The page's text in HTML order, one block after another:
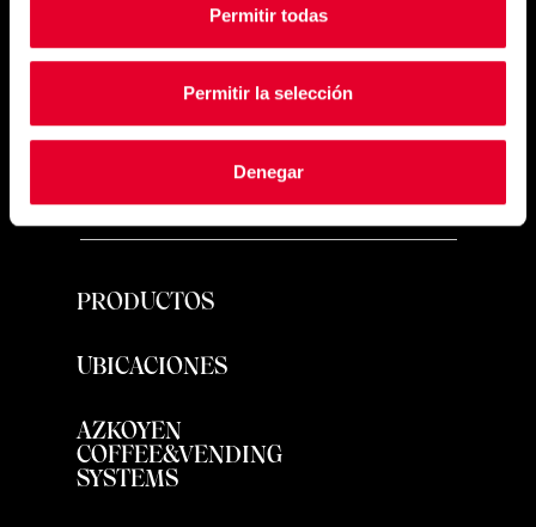
Permitir todas
Permitir la selección
Denegar
Simply
exquisite
PRODUCTOS
UBICACIONES
AZKOYEN
COFFEE&VENDING
SYSTEMS